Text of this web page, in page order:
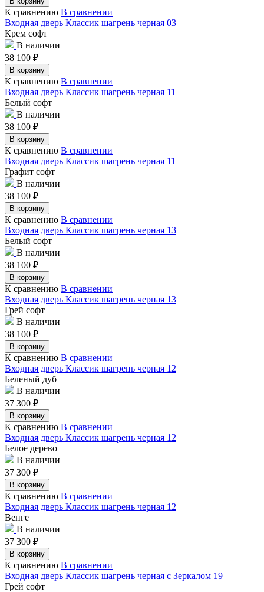
К сравнению В сравнении
Входная дверь Классик шагрень черная 03
Крем софт
В наличии
38 100 ₽
В корзину
К сравнению В сравнении
Входная дверь Классик шагрень черная 11
Белый софт
В наличии
38 100 ₽
В корзину
К сравнению В сравнении
Входная дверь Классик шагрень черная 11
Графит софт
В наличии
38 100 ₽
В корзину
К сравнению В сравнении
Входная дверь Классик шагрень черная 13
Белый софт
В наличии
38 100 ₽
В корзину
К сравнению В сравнении
Входная дверь Классик шагрень черная 13
Грей софт
В наличии
38 100 ₽
В корзину
К сравнению В сравнении
Входная дверь Классик шагрень черная 12
Беленый дуб
В наличии
37 300 ₽
В корзину
К сравнению В сравнении
Входная дверь Классик шагрень черная 12
Белое дерево
В наличии
37 300 ₽
В корзину
К сравнению В сравнении
Входная дверь Классик шагрень черная 12
Венге
В наличии
37 300 ₽
В корзину
К сравнению В сравнении
Входная дверь Классик шагрень черная с Зеркалом 19
Грей софт